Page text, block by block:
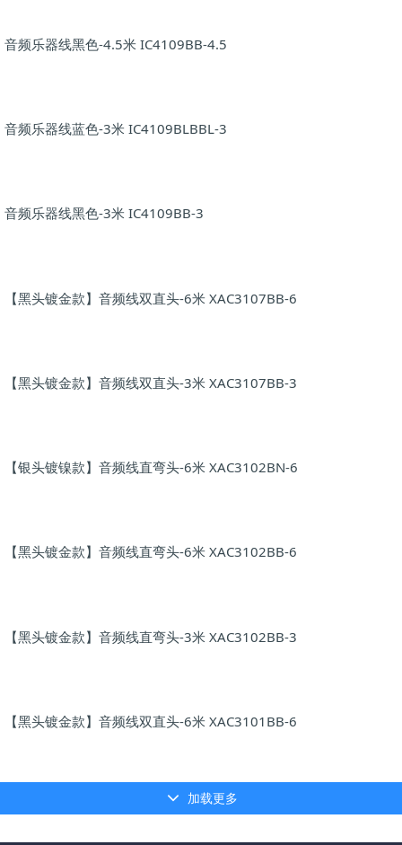
音频乐器线黑色-4.5米 IC4109BB-4.5
音频乐器线蓝色-3米 IC4109BLBBL-3
音频乐器线黑色-3米 IC4109BB-3
【黑头镀金款】音频线双直头-6米 XAC3107BB-6
【黑头镀金款】音频线双直头-3米 XAC3107BB-3
【银头镀镍款】音频线直弯头-6米 XAC3102BN-6
【黑头镀金款】音频线直弯头-6米 XAC3102BB-6
【黑头镀金款】音频线直弯头-3米 XAC3102BB-3
【黑头镀金款】音频线双直头-6米 XAC3101BB-6
加载更多